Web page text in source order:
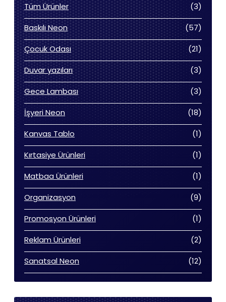
Tüm Ürünler 33
ürün
Baskılı Neon
5757
ürün
Çocuk Odası
2121
ürün
Duvar yazıları
33
ürün
Gece Lambası
33
ürün
İşyeri Neon
1818
ürün
Kanvas Tablo
11
ürün
Kırtasiye Ürünleri
11
ürün
Matbaa Ürünleri
11
ürün
Organizasyon
99
ürün
Promosyon Ürünleri
11
ürün
Reklam Ürünleri
22
ürün
Sanatsal Neon
1212
ürün